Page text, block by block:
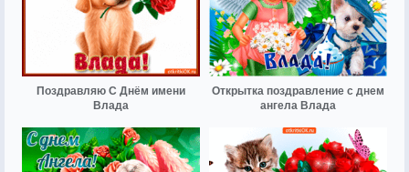
Поздравляю С Днём имени
Влада
Открытка поздравление с днем
ангела Влада